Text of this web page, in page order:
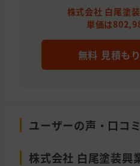
株式会社 白尾塗
単価は
無料 見積も
ユーザーの声・口コミ
株式会社 白尾塗装興